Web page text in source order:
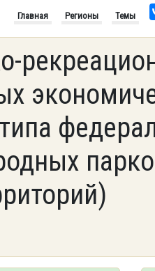
Главная Регионы Темы